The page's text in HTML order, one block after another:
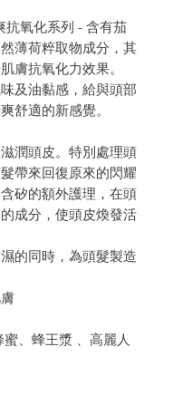
抗氧化系列 - 含有茄
薄荷粹取物成分，其
膚抗氧化力效果。
及油黏感，給與頭部
舒適的新感覺。
潤頭皮。特別處理頭
帶來回復原來的閃耀
矽的額外護理，在頭
成分，使頭皮煥發活
的同時，為頭髮製造
、蜂王漿 、高麗人